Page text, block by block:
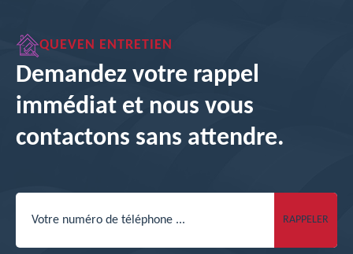
QUEVEN ENTRETIEN
Demandez votre rappel
immédiat et nous vous
contactons sans attendre.